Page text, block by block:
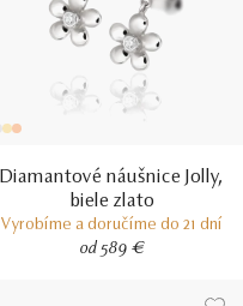
Diamantové náušnice Jolly,
biele zlato
Vyrobíme a doručíme do 21 dní
od 589 €